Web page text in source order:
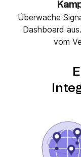
Überwache
Dashboard
vom